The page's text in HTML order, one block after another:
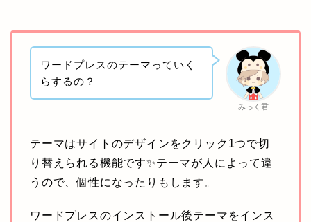
みっく君
ワードプレスのテーマっていく
らするの？
テーマはサイトのデザインをクリック1つで切
り替えられる機能です✨テーマが人によって違
うので、個性になったりもします。
ワードプレスのインストール後テーマをインス